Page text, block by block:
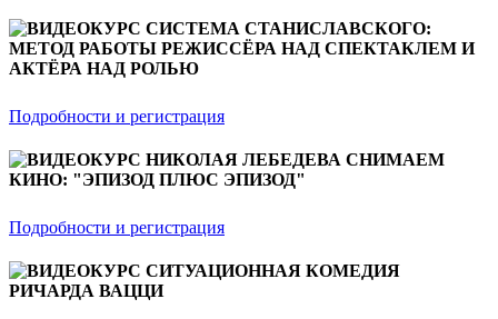
ВИДЕОКУРС СИСТЕМА СТАНИСЛАВСКОГО:
МЕТОД РАБОТЫ РЕЖИССЁРА НАД СПЕКТАКЛЕМ И
АКТЁРА НАД РОЛЬЮ
Подробности и регистрация
ВИДЕОКУРС НИКОЛАЯ ЛЕБЕДЕВА СНИМАЕМ
КИНО: "ЭПИЗОД ПЛЮС ЭПИЗОД"
Подробности и регистрация
ВИДЕОКУРС СИТУАЦИОННАЯ КОМЕДИЯ
РИЧАРДА ВАЦЦИ